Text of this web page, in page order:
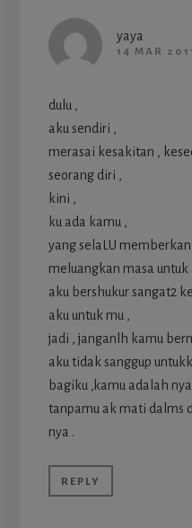
yaya
14 MAR
dulu ,
aku sendiri ,
merasai kesakitan ,
seorang diri ,
kini ,
ku ada kamu ,
yang selaLU
meluangkan masa untuk
aku bershukur sangat2
aku untuk mu ,
jadi , janganlh kamu
aku tidak sanggup
bagiku ,kamu adalah
tanpamu ak mati dalms
nya .
REPLY